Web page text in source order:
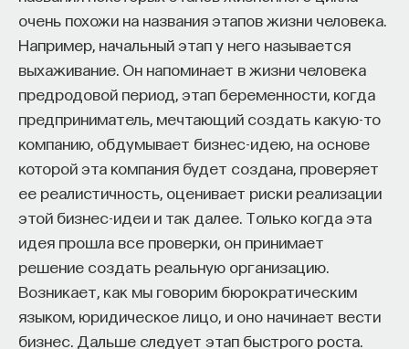
очень похожи на названия этапов жизни человека.
Например, начальный этап у него называется
выхаживание. Он напоминает в жизни человека
предродовой период, этап беременности, когда
предприниматель, мечтающий создать какую-то
компанию, обдумывает бизнес-идею, на основе
которой эта компания будет создана, проверяет
ее реалистичность, оценивает риски реализации
этой бизнес-идеи и так далее. Только когда эта
идея прошла все проверки, он принимает
решение создать реальную организацию.
Возникает, как мы говорим бюрократическим
языком, юридическое лицо, и оно начинает вести
бизнес. Дальше следует этап быстрого роста.
во временном разрыве, когда результат должен
проявиться через несколько лет. Ключевой
эффект образования не раскрывается в тот
момент, когда выпускник выходит на работу, —
тогда все только начинается. Дальше человек
адаптируется и еще много лет пользуется тем,
что получил в университете. Если задуматься, как
долго он опирается на свое первое образование,
речь идет не о нескольких годах,
а о десятилетиях».
У университета четыре цели
«Мы выделили четыре идеологии образования.